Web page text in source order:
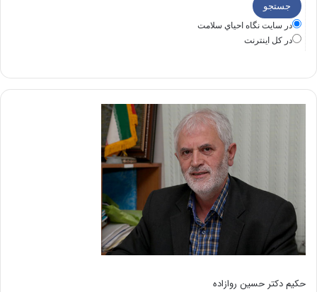
در سايت نگاه احياي سلامت
در كل اينترنت
حکیم دکتر حسین روازاده